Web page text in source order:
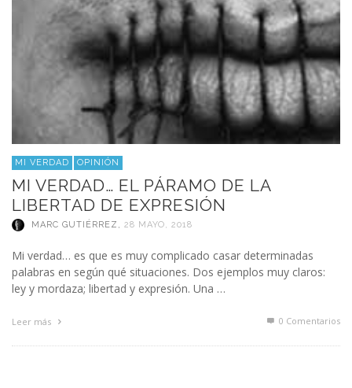
MI VERDAD OPINIÓN
MI VERDAD… EL PÁRAMO DE LA
LIBERTAD DE EXPRESIÓN
MARC GUTIÉRREZ , 28 MAYO, 2018
Mi verdad… es que es muy complicado casar determinadas
palabras en según qué situaciones. Dos ejemplos muy claros:
ley y mordaza; libertad y expresión. Una …
Leer más 0 Comentarios